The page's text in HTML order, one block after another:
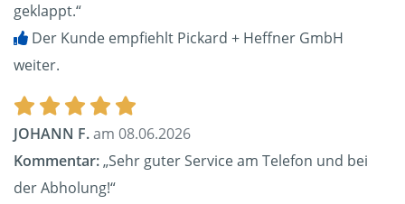
geklappt.“
Der Kunde empfiehlt Pickard + Heffner GmbH
weiter.
JOHANN F.am 08.06.2026
Kommentar:„Sehr guter Service am Telefon und bei
der Abholung!“